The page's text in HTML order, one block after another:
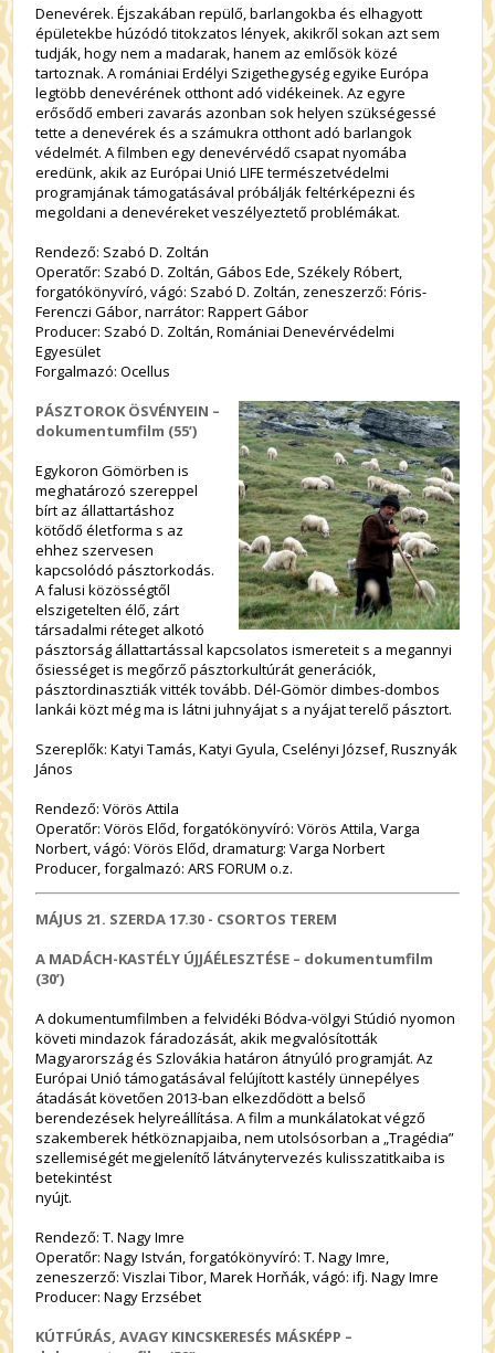
Denevérek. Éjszakában repülő, barlangokba és elhagyott
épületekbe húzódó titokzatos lények, akikről sokan azt sem
tudják, hogy nem a madarak, hanem az emlősök közé
tartoznak. A romániai Erdélyi Szigethegység egyike Európa
legtöbb denevérének otthont adó vidékeinek. Az egyre
erősődő emberi zavarás azonban sok helyen szükségessé
tette a denevérek és a számukra otthont adó barlangok
védelmét. A filmben egy denevérvédő csapat nyomába
eredünk, akik az Európai Unió LIFE természetvédelmi
programjának támogatásával próbálják feltérképezni és
megoldani a denevéreket veszélyeztető problémákat.
Rendező: Szabó D. Zoltán
Operatőr: Szabó D. Zoltán, Gábos Ede, Székely Róbert,
forgatókönyvíró, vágó: Szabó D. Zoltán, zeneszerző: Fóris-
Ferenczi Gábor, narrátor: Rappert Gábor
Producer: Szabó D. Zoltán, Romániai Denevérvédelmi
Egyesület
Forgalmazó: Ocellus
PÁSZTOROK ÖSVÉNYEIN –
dokumentumfilm (55’)
Egykoron Gömörben is
meghatározó szereppel
bírt az állattartáshoz
kötődő életforma s az
ehhez szervesen
kapcsolódó pásztorkodás.
A falusi közösségtől
elszigetelten élő, zárt
társadalmi réteget alkotó
pásztorság állattartással kapcsolatos ismereteit s a megannyi
ősiességet is megőrző pásztorkultúrát generációk,
pásztordinasztiák vitték tovább. Dél-Gömör dimbes-dombos
lankái közt még ma is látni juhnyájat s a nyájat terelő pásztort.
Szereplők: Katyi Tamás, Katyi Gyula, Cselényi József, Rusznyák
János
Rendező: Vörös Attila
Operatőr: Vörös Előd, forgatókönyvíró: Vörös Attila, Varga
Norbert, vágó: Vörös Előd, dramaturg: Varga Norbert
Producer, forgalmazó: ARS FORUM o.z.
MÁJUS 21. SZERDA17.30 - CSORTOS TEREM
A MADÁCH-KASTÉLY ÚJJÁÉLESZTÉSE – dokumentumfilm
(30’)
A dokumentumfilmben a felvidéki Bódva-völgyi Stúdió nyomon
követi mindazok fáradozását, akik megvalósították
Magyarország és Szlovákia határon átnyúló programját. Az
Európai Unió támogatásával felújított kastély ünnepélyes
átadását követően 2013-ban elkezdődött a belső
berendezések helyreállítása. A film a munkálatokat végző
szakemberek hétköznapjaiba, nem utolsósorban a „Tragédia”
szellemiségét megjelenítő látványtervezés kulisszatitkaiba is
betekintést
nyújt.
Rendező: T. Nagy Imre
Operatőr: Nagy István, forgatókönyvíró: T. Nagy Imre,
zeneszerző: Viszlai Tibor, Marek Horňák, vágó: ifj. Nagy Imre
Producer: Nagy Erzsébet
KÚTFÚRÁS, AVAGY KINCSKERESÉS MÁSKÉPP –